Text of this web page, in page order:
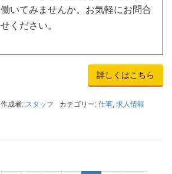
働いてみませんか。お気軽にお問合
せください。
詳しくはこちら
作成者: スタッフ カテゴリー: 仕事, 求人情報